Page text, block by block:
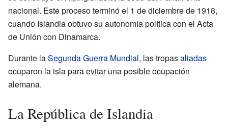
nacional. Este proceso terminó el 1 de diciembre de 1918,
cuando Islandia obtuvo su autonomía política con el Acta
de Unión con Dinamarca.
Durante laSegunda Guerra Mundial, las tropasaliadas
ocuparon la isla para evitar una posible ocupación
alemana.
La República de Islandia